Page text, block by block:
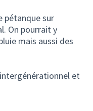
pétanque sur
On pourrait y
mais aussi des
et